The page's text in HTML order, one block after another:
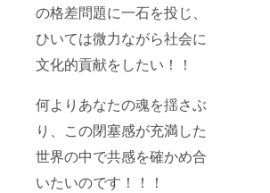
の格差問題に一石を投じ、
ひいては微力ながら社会に
文化的貢献をしたい！！
何よりあなたの魂を揺さぶ
り、この閉塞感が充満した
世界の中で共感を確かめ合
いたいのです！！！